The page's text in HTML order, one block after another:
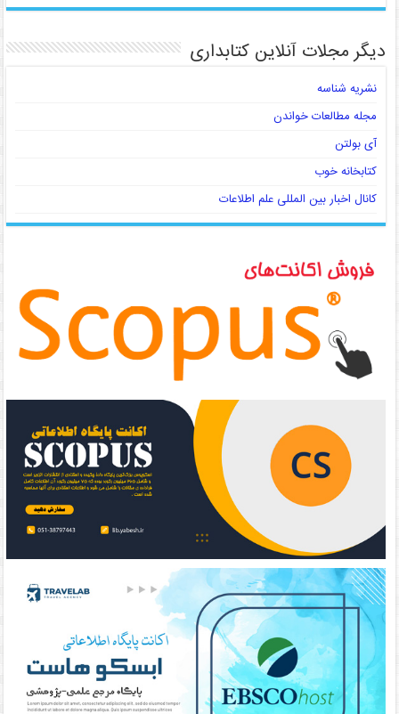
دیگر مجلات آنلاین کتابداری
نشریه شناسه
مجله مطالعات خواندن
آی بولتن
کتابخانه خوب
کانال اخبار بین المللی علم اطلاعات